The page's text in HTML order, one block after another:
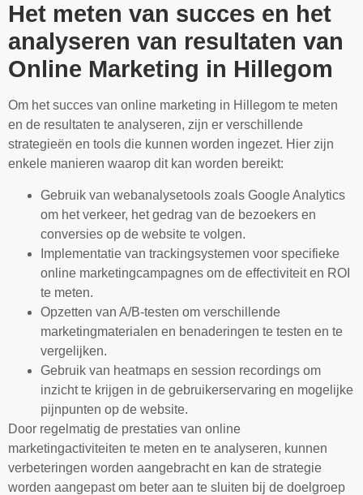
Het meten van succes en het
analyseren van resultaten van
Online Marketing in Hillegom
Om het succes van online marketing in Hillegom te meten
en de resultaten te analyseren, zijn er verschillende
strategieën en tools die kunnen worden ingezet. Hier zijn
enkele manieren waarop dit kan worden bereikt:
Gebruik van webanalysetools zoals Google Analytics
om het verkeer, het gedrag van de bezoekers en
conversies op de website te volgen.
Implementatie van trackingsystemen voor specifieke
online marketingcampagnes om de effectiviteit en ROI
te meten.
Opzetten van A/B-testen om verschillende
marketingmaterialen en benaderingen te testen en te
vergelijken.
Gebruik van heatmaps en session recordings om
inzicht te krijgen in de gebruikerservaring en mogelijke
pijnpunten op de website.
Door regelmatig de prestaties van online
marketingactiviteiten te meten en te analyseren, kunnen
verbeteringen worden aangebracht en kan de strategie
worden aangepast om beter aan te sluiten bij de doelgroep